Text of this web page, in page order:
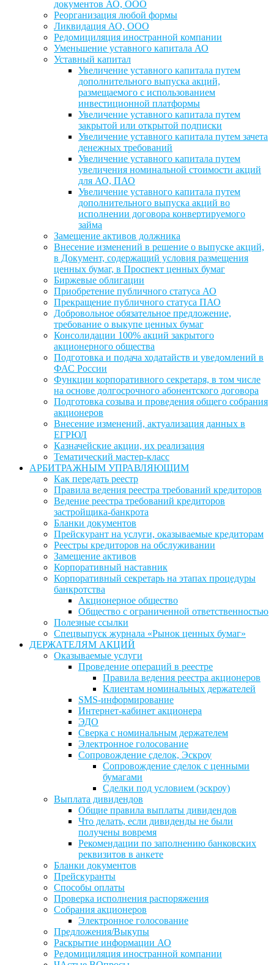
документов АО, ООО
Реорганизация любой формы
Ликвидация АО, ООО
Редомициляция иностранной компании
Уменьшение уставного капитала АО
Уставный капитал
Увеличение уставного капитала путем
дополнительного выпуска акций,
размещаемого с использованием
инвестиционной платформы
Увеличение уставного капитала путем
закрытой или открытой подписки
Увеличение уставного капитала путем зачета
денежных требований
Увеличение уставного капитала путем
увеличения номинальной стоимости акций
для АО, ПАО
Увеличение уставного капитала путем
дополнительного выпуска акций во
исполнении договора конвертируемого
займа
Замещение активов должника
Внесение изменений в решение о выпуске акций,
в Документ, содержащий условия размещения
ценных бумаг, в Проспект ценных бумаг
Биржевые облигации
Приобретение публичного статуса АО
Прекращение публичного статуса ПАО
Добровольное обязательное предложение,
требование о выкупе ценных бумаг
Консолидации 100% акций закрытого
акционерного общества
Подготовка и подача ходатайств и уведомлений в
ФАС России
Функции корпоративного секретаря, в том числе
на основе долгосрочного абонентского договора
Подготовка созыва и проведения общего собрания
акционеров
Внесение изменений, актуализация данных в
ЕГРЮЛ
Казначейские акции, их реализация
Тематический мастер-класс
АРБИТРАЖНЫМ УПРАВЛЯЮЩИМ
Как передать реестр
Правила ведения реестра требований кредиторов
Ведение реестра требований кредиторов
застройщика-банкрота
Бланки документов
Прейскурант на услуги, оказываемые кредиторам
Реестры кредиторов на обслуживании
Замещение активов
Корпоративный наставник
Корпоративный секретарь на этапах процедуры
банкротства
Акционерное общество
Общество с ограниченной ответственностью
Полезные ссылки
Спецвыпуск журнала «Рынок ценных бумаг»
ДЕРЖАТЕЛЯМ АКЦИЙ
Оказываемые услуги
Проведение операций в реестре
Правила ведения реестра акционеров
Клиентам номинальных держателей
SMS-информирование
Интернет-кабинет акционера
ЭДО
Сверка с номинальным держателем
Электронное голосование
Сопровождение сделок, Эскроу
Сопровождение сделок с ценными
бумагами
Сделки под условием (эскроу)
Выплата дивидендов
Общие правила выплаты дивидендов
Что делать, если дивиденды не были
получены вовремя
Рекомендации по заполнению банковских
реквизитов в анкете
Бланки документов
Прейскуранты
Способы оплаты
Проверка исполнения распоряжения
Собрания акционеров
Электронное голосование
Предложения/Выкупы
Раскрытие информации АО
Редомициляция иностранной компании